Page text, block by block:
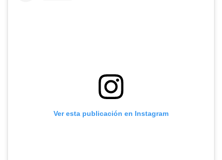
Ver esta publicación en Instagram